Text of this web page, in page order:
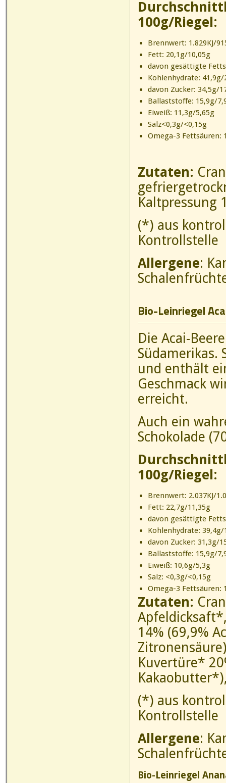
100g/Riegel:
Brennwert: 1.829KJ/
Fett: 20,1g/10,05g
davon gesättigte
Kohlenhydrate: 41,9g/
davon Zucker: 34,5g/
Ballaststoffe: 15,9g/
Eiweiß: 11,3g/5,65g
Salz<0,3g/<0,15g
Omega-3 Fettsäuren:
Zutaten:
Kaltpressung
(*) aus
Kontrollstelle
Allergene:
Bio-Leinriegel
Die Acai-
Südamerikas.
und enthält
Geschmack
erreicht.
Auch ein
Schokolade
100g/Riegel:
Brennwert: 2.037KJ/
Fett: 22,7g/11,35g
davon gesättigte
Kohlenhydrate: 39,4g/
davon Zucker: 31,3g/
Ballaststoffe: 15,9g/
Eiweiß: 10,6g/5,3g
Salz: <0,3g/<0,15g
Omega-3 Fettsäuren:
Zutaten:
14% (69,9%
Kuvertüre*
(*) aus
Kontrollstelle
Allergene:
Bio-Leinriegel